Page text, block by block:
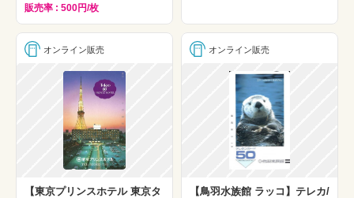
販売率 : 500円/枚
オンライン販売
【東京プリンスホテル 東京タ
オンライン販売
【鳥羽水族館 ラッコ】テレカ/